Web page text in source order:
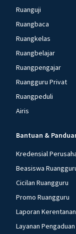
Ruanguji
Ruangbaca
Ruangkelas
Ruangbelajar
Ruangpengajar
Ruangguru Privat
Ruangpeduli
Airis
Bantuan &
Kredensial
Beasiswa
Cicilan Ruangguru
Promo Ruangguru
Laporan Kerentanan
Layanan Pengaduan